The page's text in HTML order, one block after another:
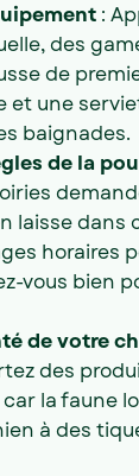
:
des
de
et une
baignades.
de la
laisse dans
horaires
vous bien
de votre
des
la faune
à des